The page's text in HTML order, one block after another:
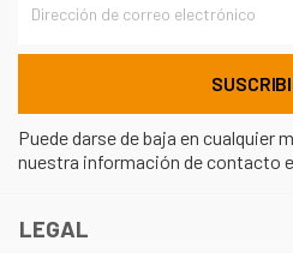
Puede darse de baja en cualquier
nuestra información de contacto
LEGAL